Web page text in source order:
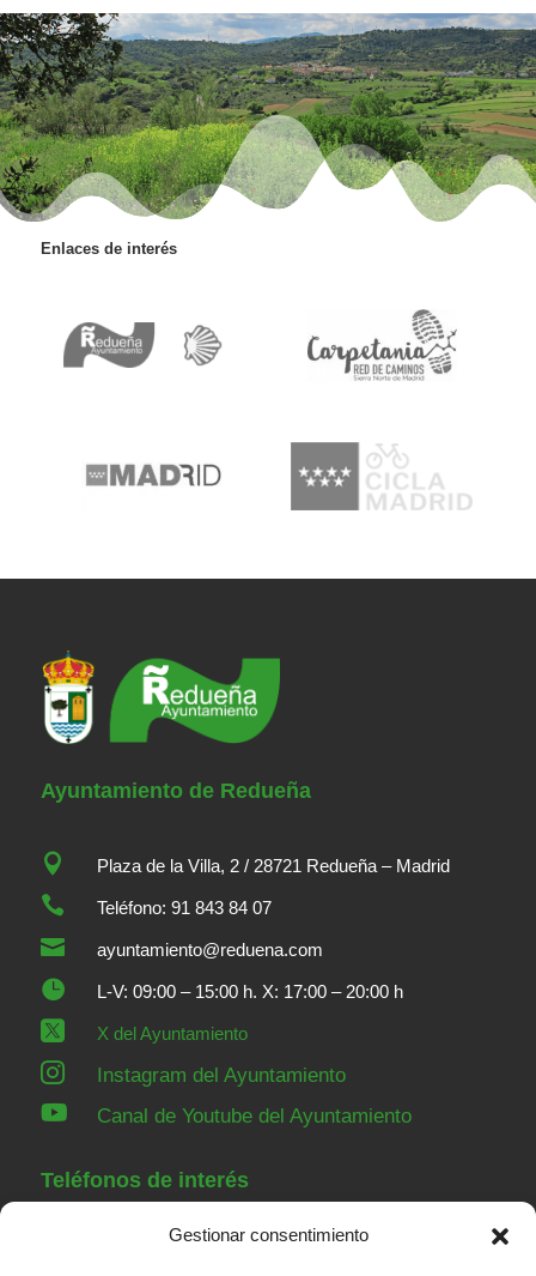
Gestionar consentimiento
Enlaces de interés
Ayuntamiento de Redueña
 Plaza de la Villa, 2 / 28721 Redueña – Madrid
 Teléfono: 91 843 84 07
 ayuntamiento@reduena.com
 L-V: 09:00 – 15:00 h. X: 17:00 – 20:00 h
 X del Ayuntamiento
 Instagram del Ayuntamiento
 Canal de Youtube del Ayuntamiento
Teléfonos de interés